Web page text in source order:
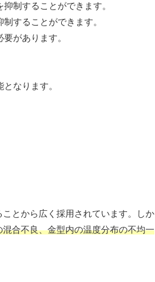
制することができます。
することができます。
があります。
なります。
とから広く採用されています。しか
混合不良、金型内の温度分布の不均一